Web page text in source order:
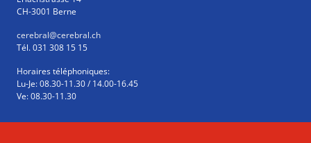
CH-3001 Berne
cerebral@cerebral.ch
Tél. 031 308 15 15
Horaires téléphoniques:
Lu-Je: 08.30-11.30 / 14.00-16.45
Ve: 08.30-11.30